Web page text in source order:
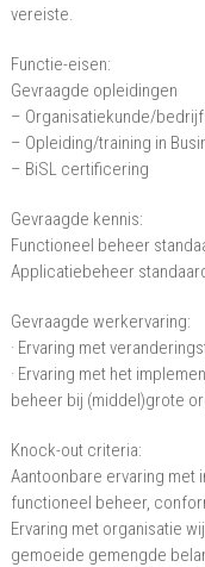
vereiste.
Functie-eisen:
Gevraagde opleidingen
– Organisatiekunde/
– Opleiding/training in
– BiSL certificering
Gevraagde kennis:
Functioneel beheer
Applicatiebeheer
Gevraagde werkervaring:
· Ervaring met
· Ervaring met het
beheer bij (middel)grote
Knock-out criteria:
Aantoonbare ervaring met
functioneel beheer,
Ervaring met organisatie
gemoeide gemengde